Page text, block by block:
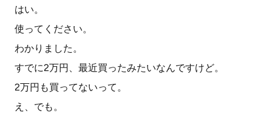
はい。
使ってください。
わかりました。
すでに2万円、最近買ったみたいなんですけど。
2万円も買ってないって。
え、でも。